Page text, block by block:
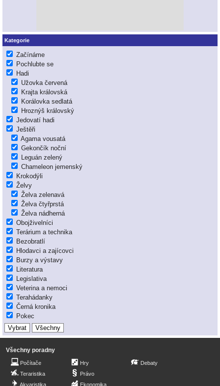
Kategorie
Začínáme
Pochlubte se
Hadi
Užovka červená
Krajta královská
Korálovka sedlatá
Hroznýš královský
Jedovatí hadi
Ještěři
Agama vousatá
Gekončík noční
Leguán zelený
Chameleon jemenský
Krokodýli
Želvy
Želva zelenavá
Želva čtyřprstá
Želva nádherná
Obojživelníci
Terárium a technika
Bezobratlí
Hlodavci a zajícovci
Burzy a výstavy
Literatura
Legislativa
Veterina a nemoci
Terahádanky
Černá kronika
Pokec
Všechny poradny
Počítače
Teraristika
Akvaristika
Hry
Právo
Ekonomika
Debaty